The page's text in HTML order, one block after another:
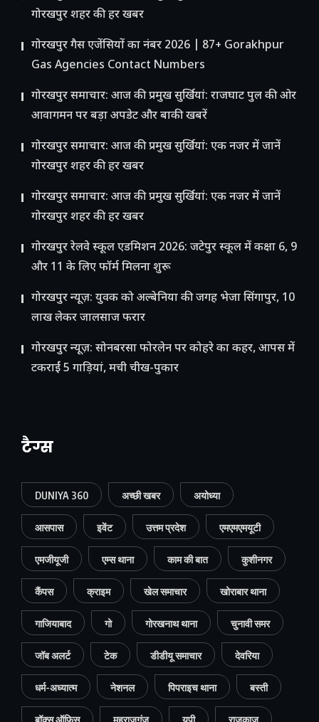
गोरखपुर शहर की हर खबर
गोरखपुर गैस एजेंसियों का नंबर 2026 | 87+ Gorakhpur
Gas Agencies Contact Numbers
गोरखपुर समाचार: आज की प्रमुख सुर्खियां: राजघाट पुल की ओर
आवागमन पर बड़ा अपडेट और बाकी खबरें
गोरखपुर समाचार: आज की प्रमुख सुर्खियां: एक नजर में जानें
गोरखपुर शहर की हर खबर
गोरखपुर समाचार: आज की प्रमुख सुर्खियां: एक नजर में जानें
गोरखपुर शहर की हर खबर
गोरखपुर रेलवे स्कूल एडमिशन 2026: जटेपुर स्कूल में कक्षा 6, 9
और 11 के लिए फॉर्म मिलना शुरू
गोरखपुर न्यूज़: युवक को अल्बेनिया की जगह भेजा सिंगापुर, 10
लाख लेकर जालसाज फरार
गोरखपुर न्यूज़: सोनबरसा फोरलेन पर कोहरे का कहर, आपस में
टकराईं 5 गाड़ियां, मची चीख-पुकार
टैग्स
DUNIYA 360 अच्छी खबर अयोध्या
आसपास इवेंट उत्तम प्रदेश एमएमएमयूटी
एमजीयूजी एम्स थाना काम की बात कुशीनगर
कैंपस क्राइम खेल समाचार खोराबार थाना
गाजियाबाद गो गोरखनाथ थाना चुनावी समर
जॉब अलर्ट टेक डीडीयू समाचार देवरिया
धर्म-अध्यात्म नेशनल पिपराइच थाना बस्ती
बॉक्स ऑफिस महराजगंज यूपी राजकाज